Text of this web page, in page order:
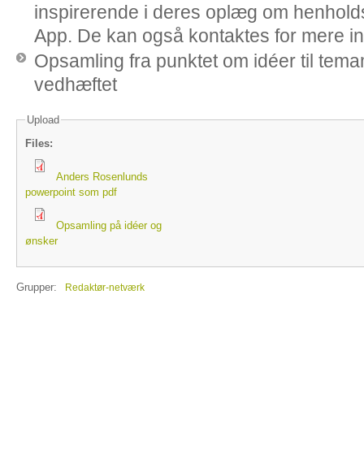
inspirerende i deres oplæg om
App. De kan også kontaktes for mere
Opsamling fra punktet om idéer til
vedhæftet
Upload
Files:
Anders Rosenlunds
powerpoint som pdf
Opsamling på idéer og
ønsker
Grupper: Redaktør-netværk